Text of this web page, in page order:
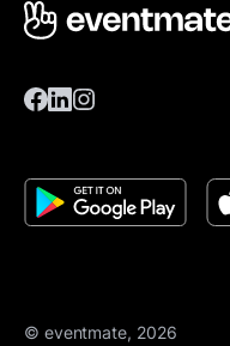
© eventmate, 2026